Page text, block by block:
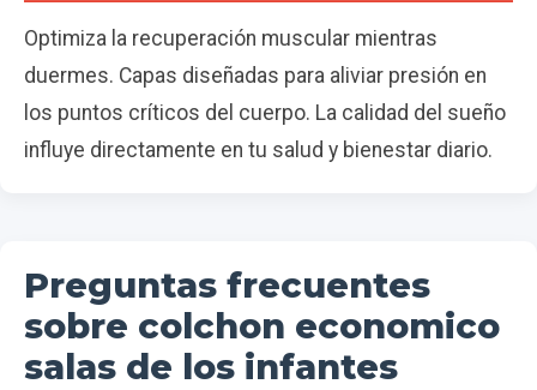
Optimiza la recuperación muscular mientras
duermes. Capas diseñadas para aliviar presión en
los puntos críticos del cuerpo. La calidad del sueño
influye directamente en tu salud y bienestar diario.
Preguntas frecuentes
sobre colchon economico
salas de los infantes